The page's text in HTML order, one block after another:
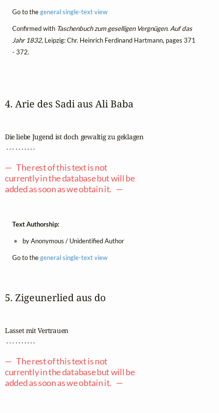
Go to thegeneral single-text view
Confirmed with Taschenbuch zum geselligen Vergnügen. Auf das
Jahr 1832, Leipzig: Chr. Heinrich Ferdinand Hartmann, pages 371
- 372.
4. Arie des Sadi aus Ali Baba
Die liebe Jugend ist doch gewaltig zu geklagen
. . . . . . . . . .
— The rest of this text is not
currently in the database but will be
added as soon as we obtain it. —
Text Authorship:
by Anonymous / Unidentified Author
Go to thegeneral single-text view
5. Zigeunerlied aus do
Lasset mit Vertrauen
. . . . . . . . . .
— The rest of this text is not
currently in the database but will be
added as soon as we obtain it. —